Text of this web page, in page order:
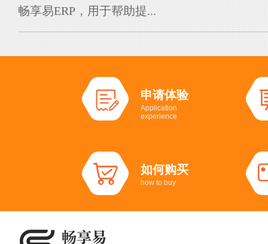
畅享易ERP，用于帮助提...
申请体验
Application
experience
如何购买
how to buy